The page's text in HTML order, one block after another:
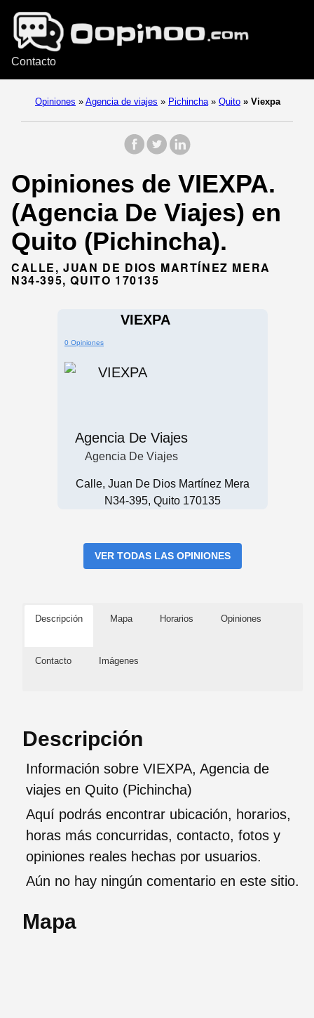
Contacto
Opiniones » Agencia de viajes » Pichincha » Quito » Viexpa
Opiniones de VIEXPA.
(Agencia De Viajes) en
Quito (Pichincha).
CALLE, JUAN DE DIOS MARTÍNEZ MERA
N34-395, QUITO 170135
VIEXPA
0 Opiniones
Agencia De Viajes
Agencia De Viajes
Calle, Juan De Dios Martínez Mera
N34-395, Quito 170135
VER TODAS LAS OPINIONES
Descripción Mapa Horarios Opiniones
Contacto Imágenes
Descripción
Información sobre VIEXPA, Agencia de
viajes en Quito (Pichincha)
Aquí podrás encontrar ubicación, horarios,
horas más concurridas, contacto, fotos y
opiniones reales hechas por usuarios.
Aún no hay ningún comentario en este sitio.
Mapa